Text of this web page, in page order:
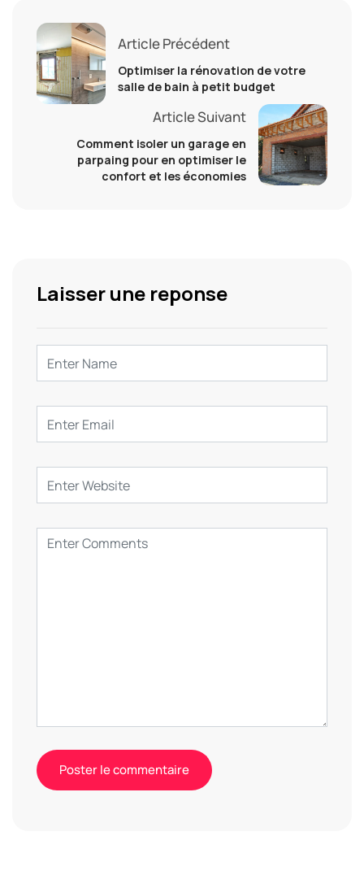
Article Précédent
Optimiser la rénovation de votre
salle de bain à petit budget
Article Suivant
Comment isoler un garage en
parpaing pour en optimiser le
confort et les économies
Laisser une reponse